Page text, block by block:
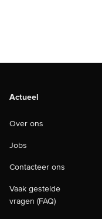
Actueel
Over ons
Jobs
Contacteer ons
Vaak gestelde
vragen (FAQ)